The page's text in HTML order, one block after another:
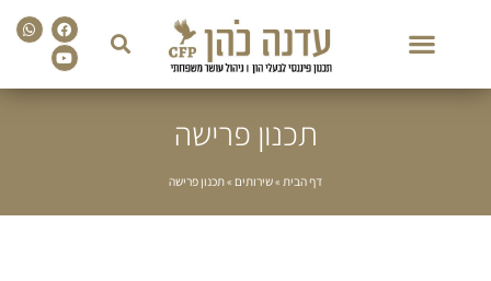
Facebook
Youtube
תכנון פרישה
דף הבית »שירותים »תכנון פרישה